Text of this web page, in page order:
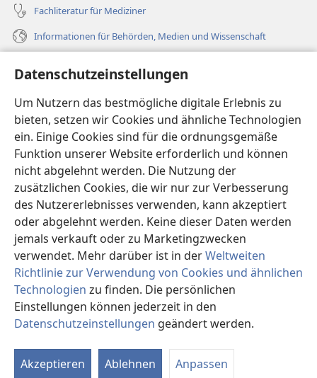
Datenschutzeinstellungen
Um Nutzern das bestmögliche digitale Erlebnis zu
bieten, setzen wir Cookies und ähnliche Technologien
ein. Einige Cookies sind für die ordnungsgemäße
Funktion unserer Website erforderlich und können
nicht abgelehnt werden. Die Nutzung der
zusätzlichen Cookies, die wir nur zur Verbesserung
des Nutzererlebnisses verwenden, kann akzeptiert
oder abgelehnt werden. Keine dieser Daten werden
jemals verkauft oder zu Marketingzwecken
verwendet. Mehr darüber ist in derWeltweiten
Richtlinie zur Verwendung von Cookies und ähnlichen
Technologien zu finden. Die persönlichen
Einstellungen können jederzeit in den
Datenschutzeinstellungen geändert werden.
Akzeptieren Ablehnen Anpassen
Fachliteratur für Mediziner
Informationen für Behörden, Medien und Wissenschaft
Spenden
(öffnet
neues
Fenster)Wachtturm ONLINE-BIBLIOTHEK
(öffnet
neues
Fenster)JW Hub®
(öffnet
neues
Fenster)JW Library
Watchtower Library ®
Copyright© 2026 Watch Tower Bible and Tract Society of Pennsylvania.
NUTZUNGSBEDINGUNGEN
DATENSCHUTZERKLÄRUNG
DATENSCHUTZEINSTELLUNGEN